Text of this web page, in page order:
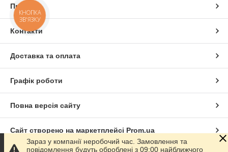
Про нас
Контакти
Доставка та оплата
Графік роботи
Повна версія сайту
Сайт створено на маркетплейсі Prom.ua
Зараз у компанії неробочий час. Замовлення та
повідомлення будуть оброблені з 09:00 найближчого
КНОПКА
ЗВ'ЯЗКУ